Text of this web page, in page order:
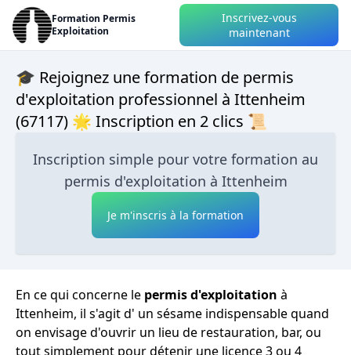
Formation Permis
Exploitation
Inscrivez-vous
maintenant
🎓 Rejoignez une formation de permis
d'exploitation professionnel à Ittenheim
(67117) 🌟 Inscription en 2 clics 📜
Inscription simple pour votre formation au
permis d'exploitation à Ittenheim
Je m'inscris à la formation
En ce qui concerne le permis d'exploitation à
Ittenheim, il s'agit d' un sésame indispensable quand
on envisage d'ouvrir un lieu de restauration, bar, ou
tout simplement pour détenir une licence 3 ou 4